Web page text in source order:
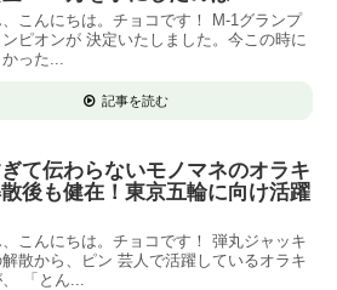
こんにちは。チョコです！ M-1グランプ
ンピオンが 決定いたしました。今この時に
った...
記事を読む
て伝わらないモノマネのオラキ
後も健在！東京五輪に向け活躍
こんにちは。チョコです！ 弾丸ジャッキ
散から、ピン 芸人で活躍しているオラキ
「とん...